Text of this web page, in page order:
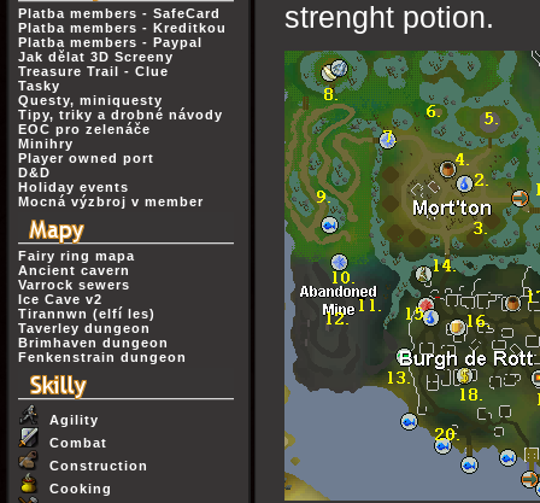
Platba members - SafeCard
Platba members - Kreditkou
Platba members - Paypal
Jak dělat 3D Screeny
Treasure Trail - Clue
Tasky
Questy, miniquesty
Tipy, triky a drobné návody
EOC pro zelenáče
Minihry
Player owned port
D&D
Holiday events
Mocná výzbroj v member
Fairy ring mapa
Ancient cavern
Varrock sewers
Ice Cave v2
Tirannwn (elfí les)
Taverley dungeon
Brimhaven dungeon
Fenkenstrain dungeon
Agility
Combat
Construction
Cooking
strenght potion.